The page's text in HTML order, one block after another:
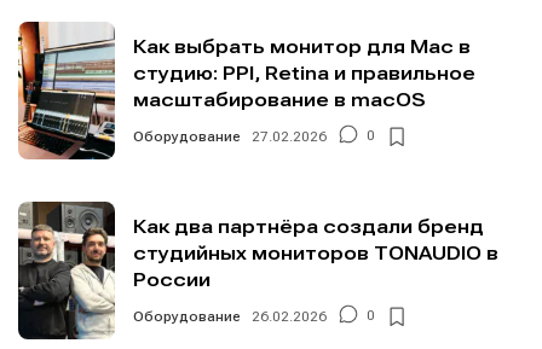
Как выбрать монитор для Mac в
студию: PPI, Retina и правильное
масштабирование в macOS
Оборудование 27.02.2026 0
Как два партнёра создали бренд
студийных мониторов TONAUDIO в
России
Оборудование 26.02.2026 0